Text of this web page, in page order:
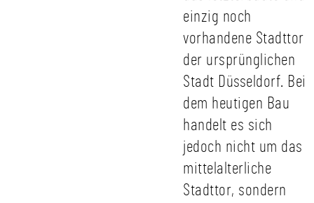
einzig noch
vorhandene Stadttor
der ursprünglichen
Stadt Düsseldorf. Bei
dem heutigen Bau
handelt es sich
jedoch nicht um das
mittelalterliche
Stadttor, sondern